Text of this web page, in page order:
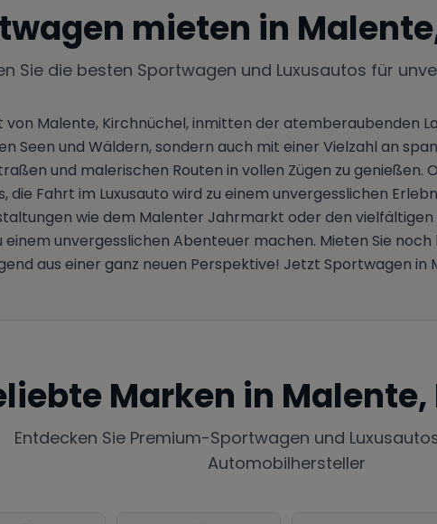
mieten in
Sie die besten Sportwagen und Luxusautos für
von Malente, Kirchnüchel, inmitten der atemberaubenden
Seen und Wäldern, sondern auch mit einer Vielzahl an
und malerischen Routen in vollen Zügen zu genießen.
Fahrt im Luxusauto wird zu einem unvergesslichen
wie dem Malenter Jahrmarkt oder den
einem unvergesslichen Abenteuer machen. Mieten Sie
aus einer ganz neuen Perspektive! Jetzt Sportwagen in
Marken in
Entdecken Sie Premium-Sportwagen und
Automobilhersteller